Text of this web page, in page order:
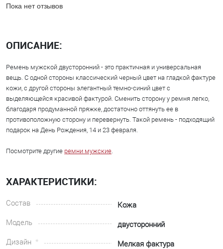
Пока нет отзывов
ОПИСАНИЕ:
Ремень мужской двусторонний - это практичная и универсальная
вещь. С одной стороны классический черный цвет на гладкой фактуре
кожи, с другой стороны элегантный темно-синий цвет с
выделяющейся красивой фактурой. Сменить сторону у ремня легко,
благодаря продуманной пряжке, достаточно оттянуть ее в
противоположную сторону и перевернуть. Такой ремень - подходящий
подарок на День Рождения, 14 и 23 февраля.
Посмотрите другие ремни мужские.
ХАРАКТЕРИСТИКИ:
Состав
Кожа
Модель
двусторонний
Дизайн
Мелкая фактура